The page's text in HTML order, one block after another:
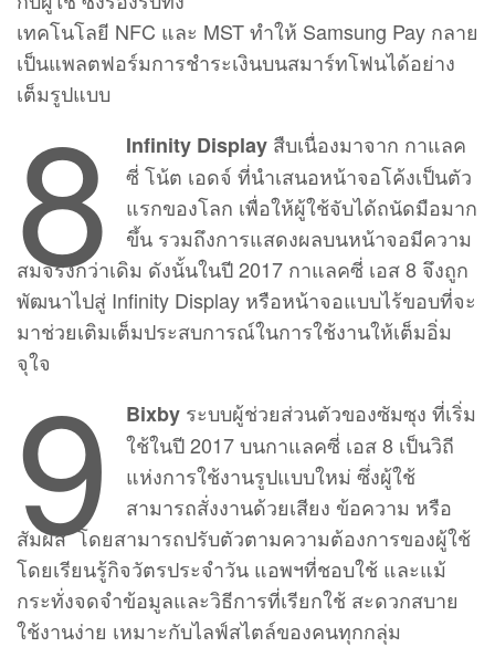
เทคโนโลยี NFC และ MST ทำให้ Samsung Pay กลาย
เป็นแพลตฟอร์มการชำระเงินบนสมาร์ทโฟนได้อย่าง
เต็มรูปแบบ
8 Infinity Display สืบเนื่องมาจาก กาแลค
ซี่ โน้ต เอดจ์ ที่นำเสนอหน้าจอโค้งเป็นตัว
แรกของโลก เพื่อให้ผู้ใช้จับได้ถนัดมือมาก
ขึ้น รวมถึงการแสดงผลบนหน้าจอมีความ
สมจริงกว่าเดิม ดังนั้นในปี 2017 กาแลคซี่ เอส 8 จึงถูก
พัฒนาไปสู่ Infinity Display หรือหน้าจอแบบไร้ขอบที่จะ
มาช่วยเติมเต็มประสบการณ์ในการใช้งานให้เต็มอิ่ม
จุใจ
9 Bixby ระบบผู้ช่วยส่วนตัวของซัมซุง ที่เริ่ม
ใช้ในปี 2017 บนกาแลคซี่ เอส 8 เป็นวิถี
แห่งการใช้งานรูปแบบใหม่ ซึ่งผู้ใช้
สามารถสั่งงานด้วยเสียง ข้อความ หรือ
สัมผัส โดยสามารถปรับตัวตามความต้องการของผู้ใช้
โดยเรียนรู้กิจวัตรประจำวัน แอพฯที่ชอบใช้ และแม้
กระทั่งจดจำข้อมูลและวิธีการที่เรียกใช้ สะดวกสบาย
ใช้งานง่าย เหมาะกับไลฟ์สไตล์ของคนทุกกลุ่ม